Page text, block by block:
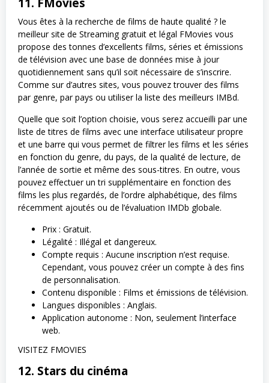
Vous êtes à la recherche de films de haute qualité ? le
meilleur site de Streaming gratuit et légal FMovies vous
propose des tonnes d’excellents films, séries et émissions
de télévision avec une base de données mise à jour
quotidiennement sans qu’il soit nécessaire de s’inscrire.
Comme sur d’autres sites, vous pouvez trouver des films
par genre, par pays ou utiliser la liste des meilleurs IMBd.
Quelle que soit l’option choisie, vous serez accueilli par une
liste de titres de films avec une interface utilisateur propre
et une barre qui vous permet de filtrer les films et les séries
en fonction du genre, du pays, de la qualité de lecture, de
l’année de sortie et même des sous-titres. En outre, vous
pouvez effectuer un tri supplémentaire en fonction des
films les plus regardés, de l’ordre alphabétique, des films
récemment ajoutés ou de l’évaluation IMDb globale.
Prix : Gratuit.
Légalité : Illégal et dangereux.
Compte requis : Aucune inscription n’est requise.
Cependant, vous pouvez créer un compte à des fins
de personnalisation.
Contenu disponible : Films et émissions de télévision.
Langues disponibles : Anglais.
Application autonome : Non, seulement l’interface
web.
VISITEZ FMOVIES
12. Stars du cinéma